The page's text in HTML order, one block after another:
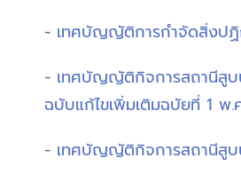
- เทศบัญญัติการกำจัดสิ่งป
- เทศบัญญัติกิจการสถานีสูบ
ฉบับแก้ไขเพิ่มเติมฉบัยที่ 1 พ.
- เทศบัญญัติกิจการสถานีสูบ